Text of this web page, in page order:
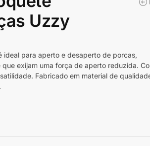
Uzzy
para aperto e desaperto de porcas,
exijam uma força de aperto reduzida.
Fabricado em material de